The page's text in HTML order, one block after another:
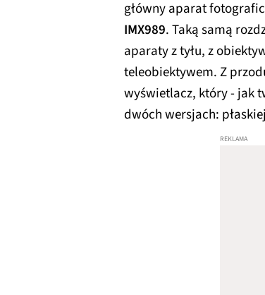
główny aparat
IMX989. Taką samą
aparaty z tyłu, z
teleobiektywem. Z
wyświetlacz, który - jak
dwóch wersjach: